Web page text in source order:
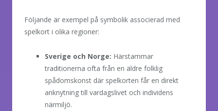
Följande är exempel på symbolik associerad med
spelkort i olika regioner:
Sverige och Norge: Härstammar
traditionerna ofta från en äldre folklig
spådomskonst där spelkorten får en direkt
anknytning till vardagslivet och individens
närmiljö.